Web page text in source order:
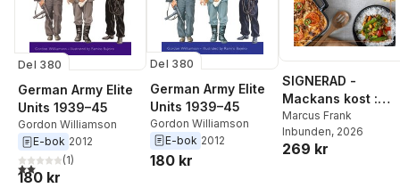
Del 380
German Army Elite
Units 1939–45
Gordon Williamson
E-bok 2012
2,0utav 5 stjärnor. Totalt antal röster:
(1)
180 kr
Del 380
German Army Elite
Units 1939–45
Gordon Williamson
E-bok 2012
180 kr
SIGNERAD -
Mackans kost :
Middagar och
matlådor
Marcus Frank
Inbunden, 2026
269 kr